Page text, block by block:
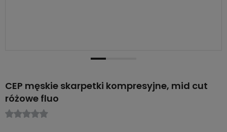
CEP męskie skarpetki kompresyjne, mid cut
różowe fluo